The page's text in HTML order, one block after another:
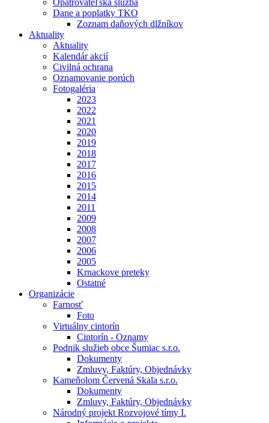
Opatrovateľská služba
Dane a poplatky TKO
Zoznam daňových dlžníkov
Aktuality
Aktuality
Kalendár akcií
Civilná ochrana
Oznamovanie porúch
Fotogaléria
2023
2022
2021
2020
2019
2018
2017
2016
2015
2014
2011
2009
2008
2007
2006
2005
Krnackove preteky
Ostatné
Organizácie
Farnosť
Foto
Virtuálny cintorín
Cintorín - Oznamy
Podnik služieb obce Šumiac s.r.o.
Dokumenty
Zmluvy, Faktúry, Objednávky
Kameňolom Červená Skala s.r.o.
Dokumenty
Zmluvy, Faktúry, Objednávky
Národný projekt Rozvojové tímy I.